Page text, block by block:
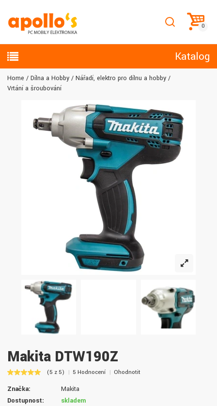
Katalog
Home Dílna a Hobby
Nářadí, elektro pro dílnu a hobby
Vrtání a šroubování
Makita DTW190Z
(5 z 5) 5 Hodnocení Ohodnotit
Značka:
Makita
Dostupnost:
skladem